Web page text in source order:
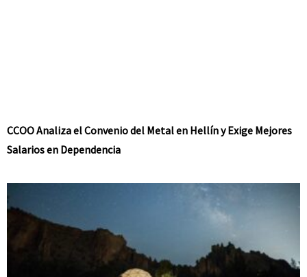
CCOO Analiza el Convenio del Metal en Hellín y Exige Mejores
Salarios en Dependencia